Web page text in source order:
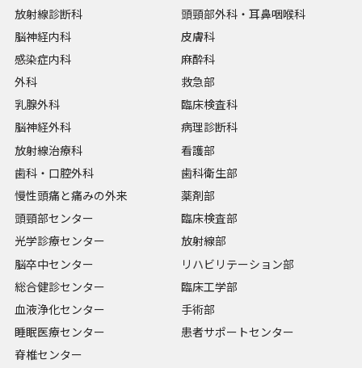
放射線診断科
脳神経内科
感染症内科
外科
乳腺外科
脳神経外科
頭頸部外科・耳鼻咽喉科
皮膚科
麻酔科
救急部
臨床検査科
病理診断科
放射線治療科
歯科・口腔外科
慢性頭痛と痛みの外来
頭頸部センター
光学診療センター
脳卒中センター
総合健診センター
血液浄化センター
睡眠医療センター
脊椎センター
看護部
歯科衛生部
薬剤部
臨床検査部
放射線部
リハビリテーション部
臨床工学部
手術部
患者サポートセンター